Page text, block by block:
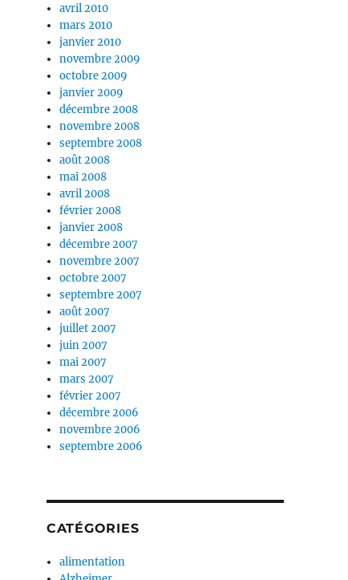
avril 2010
mars 2010
janvier 2010
novembre 2009
octobre 2009
janvier 2009
décembre 2008
novembre 2008
septembre 2008
août 2008
mai 2008
avril 2008
février 2008
janvier 2008
décembre 2007
novembre 2007
octobre 2007
septembre 2007
août 2007
juillet 2007
juin 2007
mai 2007
mars 2007
février 2007
décembre 2006
novembre 2006
septembre 2006
CATÉGORIES
alimentation